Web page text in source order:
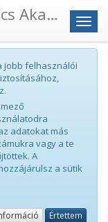
Menü
Szeged-Csanád Grosics Akadémia
jobb felhasználói
adatokat más
vagy a te
A
a sütik
Értettem